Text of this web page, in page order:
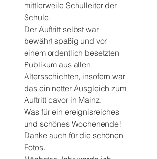
mittlerweile Schulleiter der
Schule.
Der Auftritt selbst war
bewährt spaßig und vor
einem ordentlich besetzten
Publikum aus allen
Altersschichten, insofern war
das ein netter Ausgleich zum
Auftritt davor in Mainz.
Was für ein ereignisreiches
und schönes Wochenende!
Danke auch für die schönen
Fotos.